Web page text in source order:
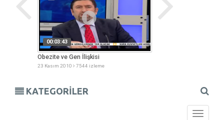
00:03:43
Obezite ve Gen İlişkisi
23 Kasım 2010 7544 izleme
KATEGORİLER
Toggle